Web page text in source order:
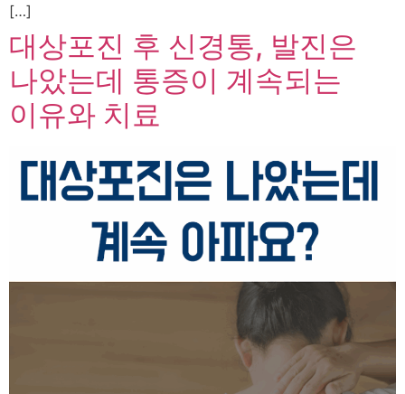
[…]
대상포진 후 신경통, 발진은
나았는데 통증이 계속되는
이유와 치료